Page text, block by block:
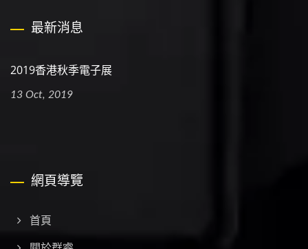
最新消息
2019香港秋季電子展
13 Oct, 2019
網頁導覽
首頁